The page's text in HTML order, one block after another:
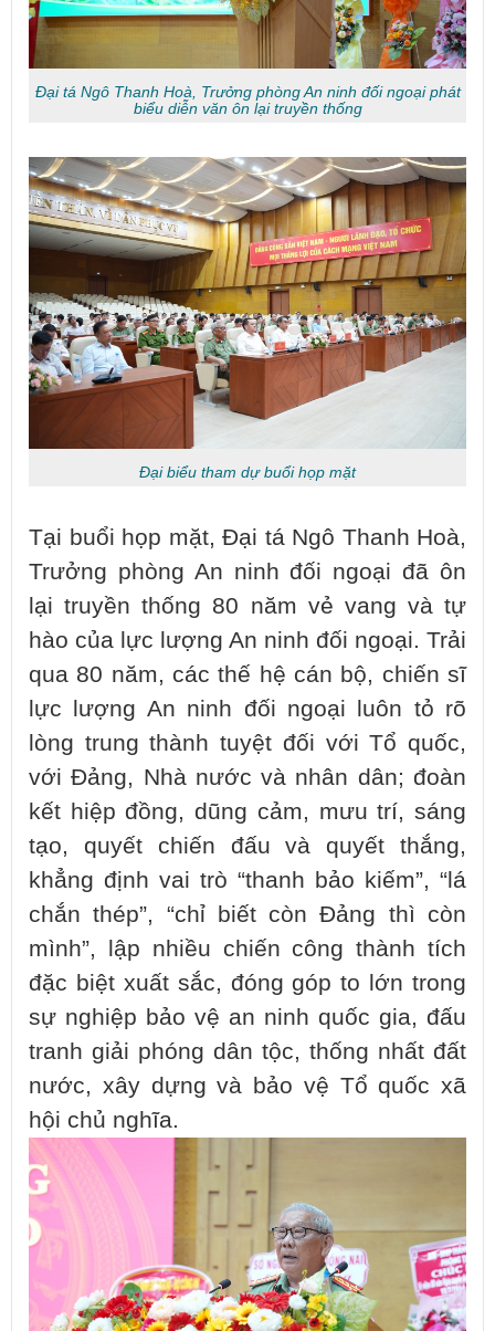
Đại tá Ngô Thanh Hoà, Trưởng phòng An ninh đối ngoại phát
biểu diễn văn ôn lại truyền thống
Đại biểu tham dự buổi họp mặt
Tại buổi họp mặt, Đại tá Ngô Thanh Hoà,
Trưởng phòng An ninh đối ngoại đã ôn
lại truyền thống 80 năm vẻ vang và tự
hào của lực lượng An ninh đối ngoại. Trải
qua 80 năm, các thế hệ cán bộ, chiến sĩ
lực lượng An ninh đối ngoại luôn tỏ rõ
lòng trung thành tuyệt đối với Tổ quốc,
với Đảng, Nhà nước và nhân dân; đoàn
kết hiệp đồng, dũng cảm, mưu trí, sáng
tạo, quyết chiến đấu và quyết thắng,
khẳng định vai trò “thanh bảo kiếm”, “lá
chắn thép”, “chỉ biết còn Đảng thì còn
mình”, lập nhiều chiến công thành tích
đặc biệt xuất sắc, đóng góp to lớn trong
sự nghiệp bảo vệ an ninh quốc gia, đấu
tranh giải phóng dân tộc, thống nhất đất
nước, xây dựng và bảo vệ Tổ quốc xã
hội chủ nghĩa.